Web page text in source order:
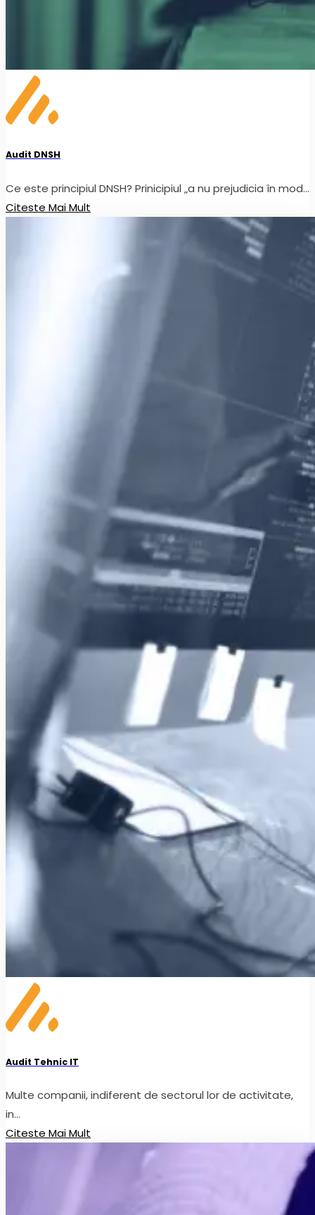
Audit DNSH
Ce este principiul DNSH? Prinicipiul „a nu prejudicia în mod...
Citeste Mai Mult
Audit Tehnic IT
Multe companii, indiferent de sectorul lor de activitate,
in...
Citeste Mai Mult